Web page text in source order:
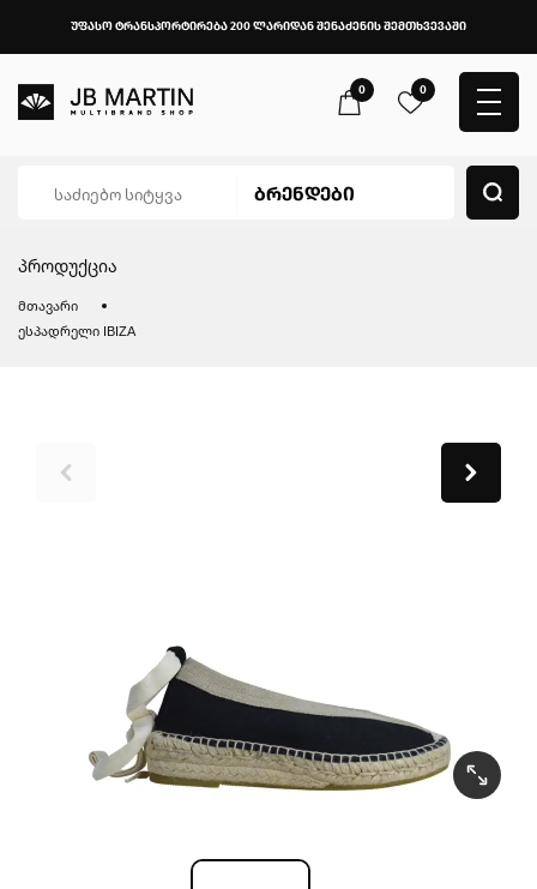
უფასო ტრანსპორტირება 200 ლარიდან შენაძენის შემთხვევაში
0 0
პროდუქცია
მთავარი
ესპადრელი IBIZA